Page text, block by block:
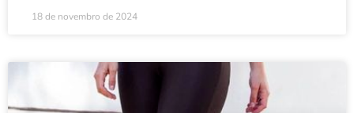
18 de novembro de 2024